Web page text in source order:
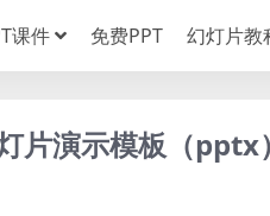
课件 免费PPT 幻灯片教
演示模板（pptx）